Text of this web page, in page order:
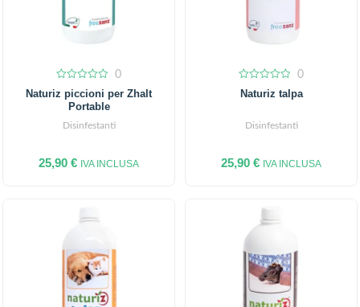
out
0
Naturiz piccioni per Zhalt
Portable
Disinfestanti
25,90 € IVA INCLUSA
0
out
0
Naturiz talpa
Disinfestanti
25,90 € IVA INCLUSA